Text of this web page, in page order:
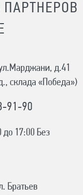
д.41
склада «Победа»)
91-90
до 17:00 Без
Братьев